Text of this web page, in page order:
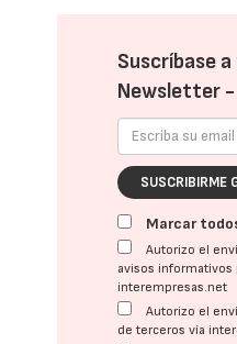
Suscríbase
Newsletter -
SUSCRIBIRME
Marcar
Autorizo el
avisos informativos
interempresas.net
Autorizo el
de terceros vía